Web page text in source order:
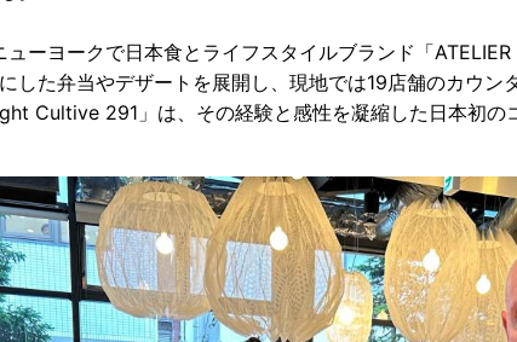
ーヨークで日本食とライフスタイルブランド「
した弁当やデザートを展開し、現地では19店舗のカウン
Cultive 291」は、その経験と感性を凝縮した日本初の